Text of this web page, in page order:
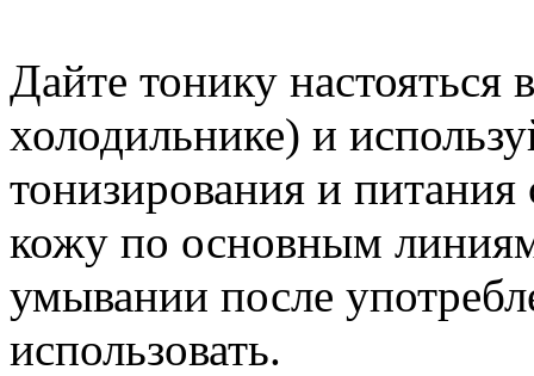
Дайте тонику настояться
холодильнике) и
тонизирования и
кожу по основным
умывании после
использовать.